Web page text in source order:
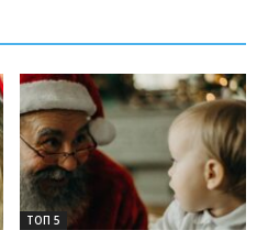
ТОП 5